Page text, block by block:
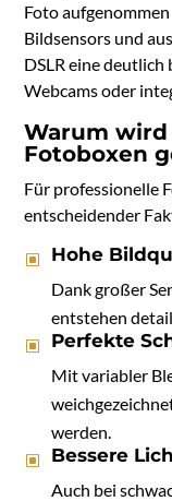
Foto
Bildsensors und
DSLR eine
Webcams oder
Warum wird
Fotoboxen
Für professionelle
entscheidender
Hohe
Dank großer
entstehen
Perfekte
Mit variabler
werden.
Bessere
Auch bei